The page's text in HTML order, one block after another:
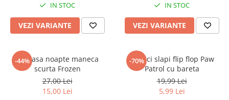
IN STOC
VEZI VARIANTE
IN STOC
VEZI VARIANTE
-44%
Camasa noapte maneca
scurta Frozen
27,00 Lei
15,00 Lei
-70%
Papuci slapi flip flop Paw
Patrol cu bareta
19,99 Lei
5,99 Lei